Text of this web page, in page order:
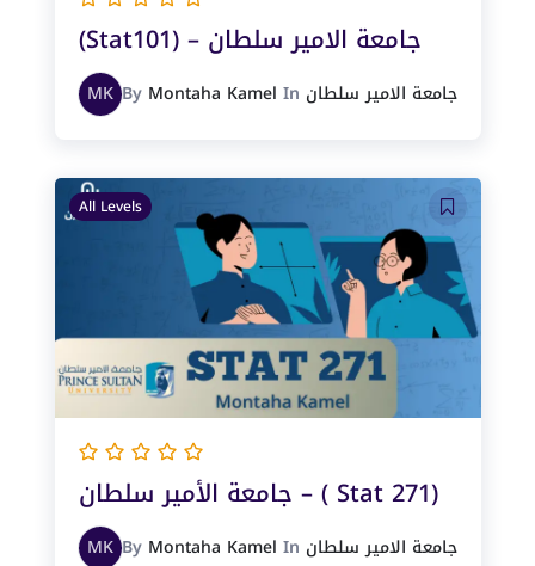
(Stat101) – جامعة الامير سلطان
MK By Montaha Kamel In جامعة الامير سلطان
All Levels
جامعة الأمير سلطان – ( Stat 271)
MK By Montaha Kamel In جامعة الامير سلطان